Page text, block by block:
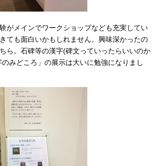
がメインでワークショップなども充実してい
ても面白いかもしれません。興味深かったの
ら。石碑等の漢字(碑文っていったらいいのか
みどころ」の展示は大いに勉強になりまし